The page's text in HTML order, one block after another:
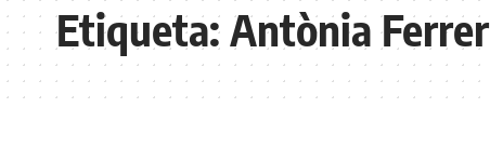
Etiqueta:Antònia Ferrer